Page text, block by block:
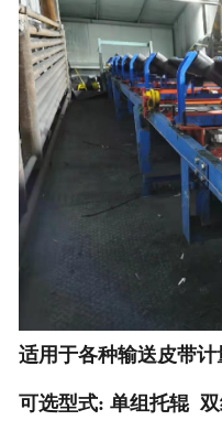
适用于各种输送皮带计
可选型式: 单组托辊